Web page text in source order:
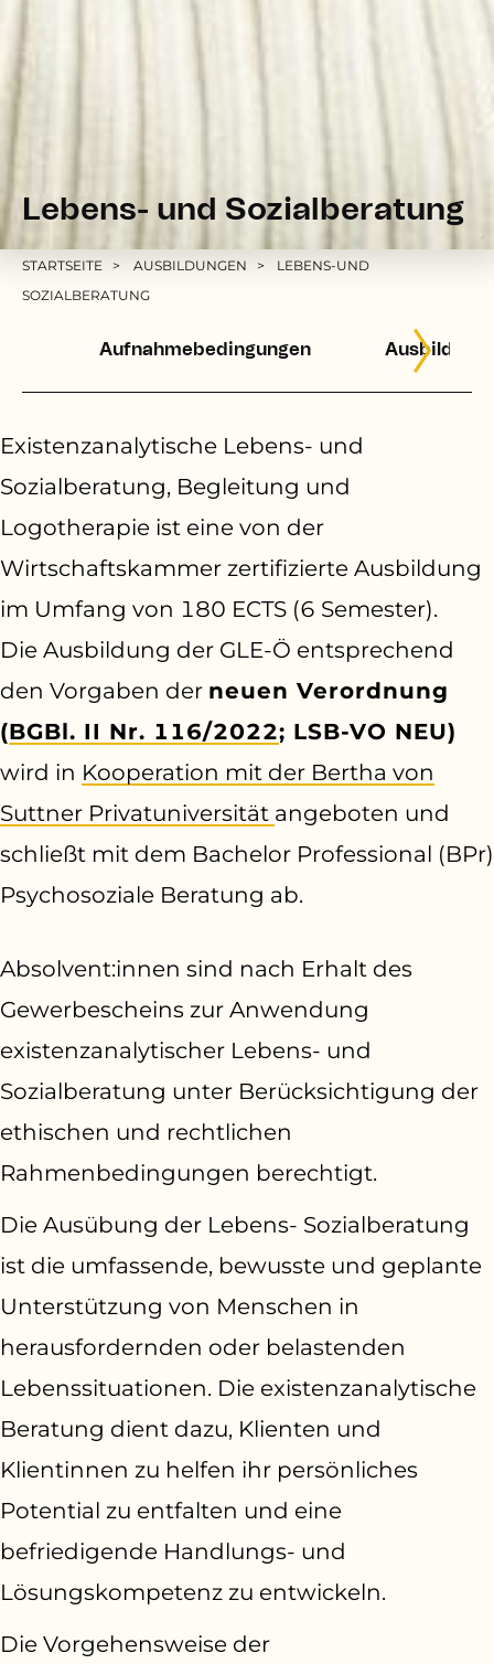
*
Lebens- und Sozialberatung
STARTSEITE AUSBILDUNGEN
LEBENS-UND
SOZIALBERATUNG
Aufnahmebedingungen Ausbildung
Existenzanalytische Lebens- und
Sozialberatung, Begleitung und
Logotherapie ist eine von der
Wirtschaftskammer zertifizierte Ausbildung
im Umfang von 180 ECTS (6 Semester).
Die Ausbildung der GLE-Ö entsprechend
den Vorgaben der neuen Verordnung
(BGBl. II Nr. 116/2022; LSB-VO NEU)
wird in Kooperation mit der Bertha von
Suttner Privatuniversität angeboten und
schließt mit dem Bachelor Professional (BPr)
Psychosoziale Beratung ab.
Absolvent:innen sind nach Erhalt des
Gewerbescheins zur Anwendung
existenzanalytischer Lebens- und
Sozialberatung unter Berücksichtigung der
ethischen und rechtlichen
Rahmenbedingungen berechtigt.
Die Ausübung der Lebens- Sozialberatung
ist die umfassende, bewusste und geplante
Unterstützung von Menschen in
herausfordernden oder belastenden
Lebenssituationen. Die existenzanalytische
Beratung dient dazu, Klienten und
Klientinnen zu helfen ihr persönliches
Potential zu entfalten und eine
befriedigende Handlungs- und
Lösungskompetenz zu entwickeln.
Die Vorgehensweise der